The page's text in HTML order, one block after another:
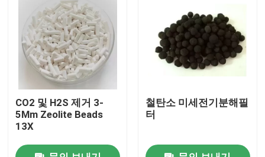
저희와 연락
인용 을 요청 하십시오
PSA 분자체
분자 시트 제올라이트
CO2 및 H2S 제거 3-
5Mm Zeolite Beads
13X
철탄소 미세전기분해필
터